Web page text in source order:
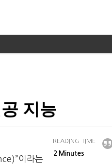
지능
READING TIME
2 Minutes
이라는